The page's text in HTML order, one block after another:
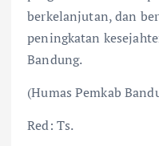
berkelanjutan, dan
peningkatan
Bandung.
(Humas Pemkab
Red: Ts.